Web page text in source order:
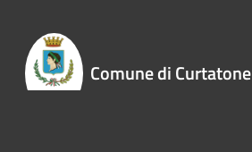
Comune di Curtatone